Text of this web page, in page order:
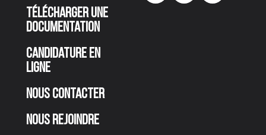
Télécharger une
documentation
Candidature en
ligne
Nous contacter
Nous rejoindre